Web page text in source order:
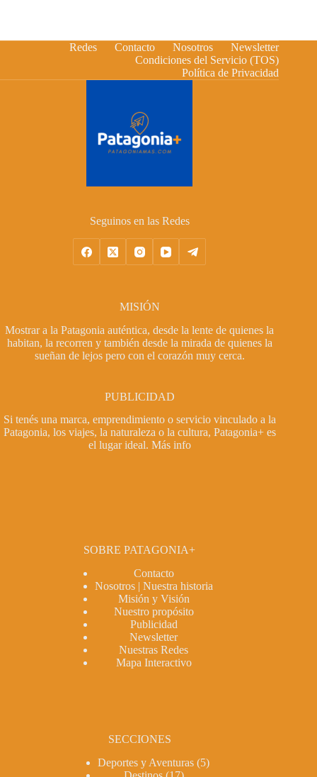
Redes Contacto Nosotros
Newsletter
Condiciones del Servicio (TOS)
Política de Privacidad
Seguinos en las Redes
MISIÓN
Mostrar a la Patagonia auténtica, desde la lente de quienes la
habitan, la recorren y también desde la mirada de quienes la
sueñan de lejos pero con el corazón muy cerca.
PUBLICIDAD
Si tenés una marca, emprendimiento o servicio vinculado a la
Patagonia, los viajes, la naturaleza o la cultura, Patagonia+ es
el lugar ideal. Más info
SOBRE PATAGONIA+
Contacto
Nosotros | Nuestra historia
Misión y Visión
Nuestro propósito
Publicidad
Newsletter
Nuestras Redes
Mapa Interactivo
SECCIONES
Deportes y Aventuras (5)